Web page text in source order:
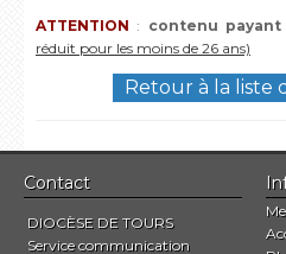
ATTENTION : contenu payant
réduit pour les moins de 26 ans)
Retour à la liste
Contact
DIOCÈSE DE TOURS
Service communication